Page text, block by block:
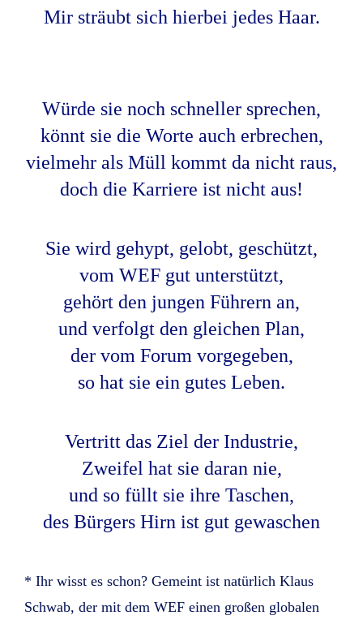
Mir sträubt sich hierbei jedes Haar.
Würde sie noch schneller sprechen,
könnt sie die Worte auch erbrechen,
vielmehr als Müll kommt da nicht raus,
doch die Karriere ist nicht aus!
Sie wird gehypt, gelobt, geschützt,
vom WEF gut unterstützt,
gehört den jungen Führern an,
und verfolgt den gleichen Plan,
der vom Forum vorgegeben,
so hat sie ein gutes Leben.
Vertritt das Ziel der Industrie,
Zweifel hat sie daran nie,
und so füllt sie ihre Taschen,
des Bürgers Hirn ist gut gewaschen
* Ihr wisst es schon? Gemeint ist natürlich Klaus
Schwab, der mit dem WEF einen großen globalen